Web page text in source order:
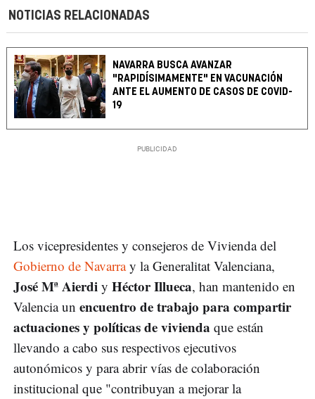
NOTICIAS RELACIONADAS
NAVARRA BUSCA AVANZAR
"RAPIDÍSIMAMENTE" EN VACUNACIÓN
ANTE EL AUMENTO DE CASOS DE COVID-
19
Los vicepresidentes y consejeros de Vivienda del
Gobierno de Navarray la Generalitat Valenciana,
José Mª Aierdi y Héctor Illueca, han mantenido en
Valencia un encuentro de trabajo para compartir
actuaciones y políticas de vivienda que están
llevando a cabo sus respectivos ejecutivos
autonómicos y para abrir vías de colaboración
institucional que "contribuyan a mejorar la